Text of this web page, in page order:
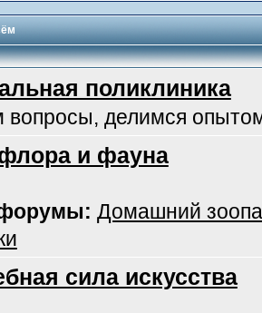
поликлиника
вопросы, делимся
и фауна
Домашний
сила искусства